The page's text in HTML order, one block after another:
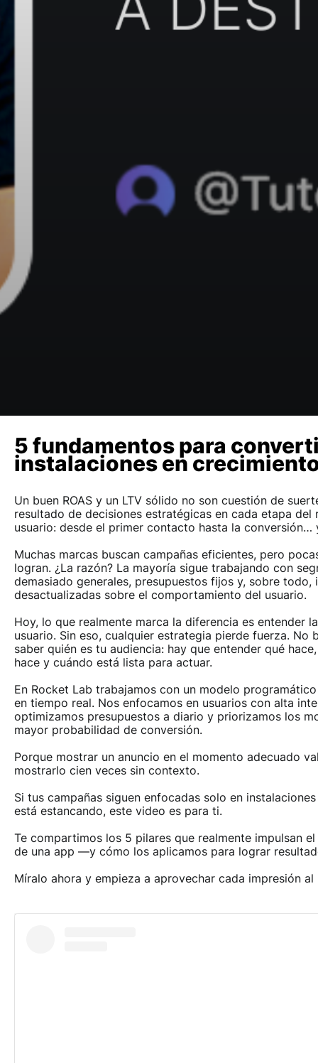
5 fundamentos para
instalaciones en
Un buen ROAS y un LTV sólido no son cuestión de
resultado de decisiones estratégicas en cada etapa del
usuario: desde el primer contacto hasta la conversión…
Muchas marcas buscan campañas eficientes, pero
logran. ¿La razón? La mayoría sigue trabajando con
demasiado generales, presupuestos fijos y, sobre todo,
desactualizadas sobre el comportamiento del usuario.
Hoy, lo que realmente marca la diferencia es entender
usuario. Sin eso, cualquier estrategia pierde fuerza. No
saber quién es tu audiencia: hay que entender qué
hace y cuándo está lista para actuar.
En Rocket Lab trabajamos con un modelo
en tiempo real. Nos enfocamos en usuarios con alta
optimizamos presupuestos a diario y priorizamos los
mayor probabilidad de conversión.
Porque mostrar un anuncio en el momento adecuado
mostrarlo cien veces sin contexto.
Si tus campañas siguen enfocadas solo en
está estancando, este video es para ti.
Te compartimos los 5 pilares que realmente impulsan
de una app —y cómo los aplicamos para lograr
Míralo ahora y empieza a aprovechar cada impresión al